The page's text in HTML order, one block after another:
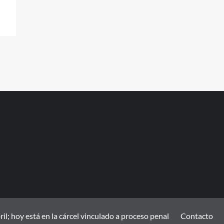
hoy está en la cárcel vinculado a proceso penal Contacto